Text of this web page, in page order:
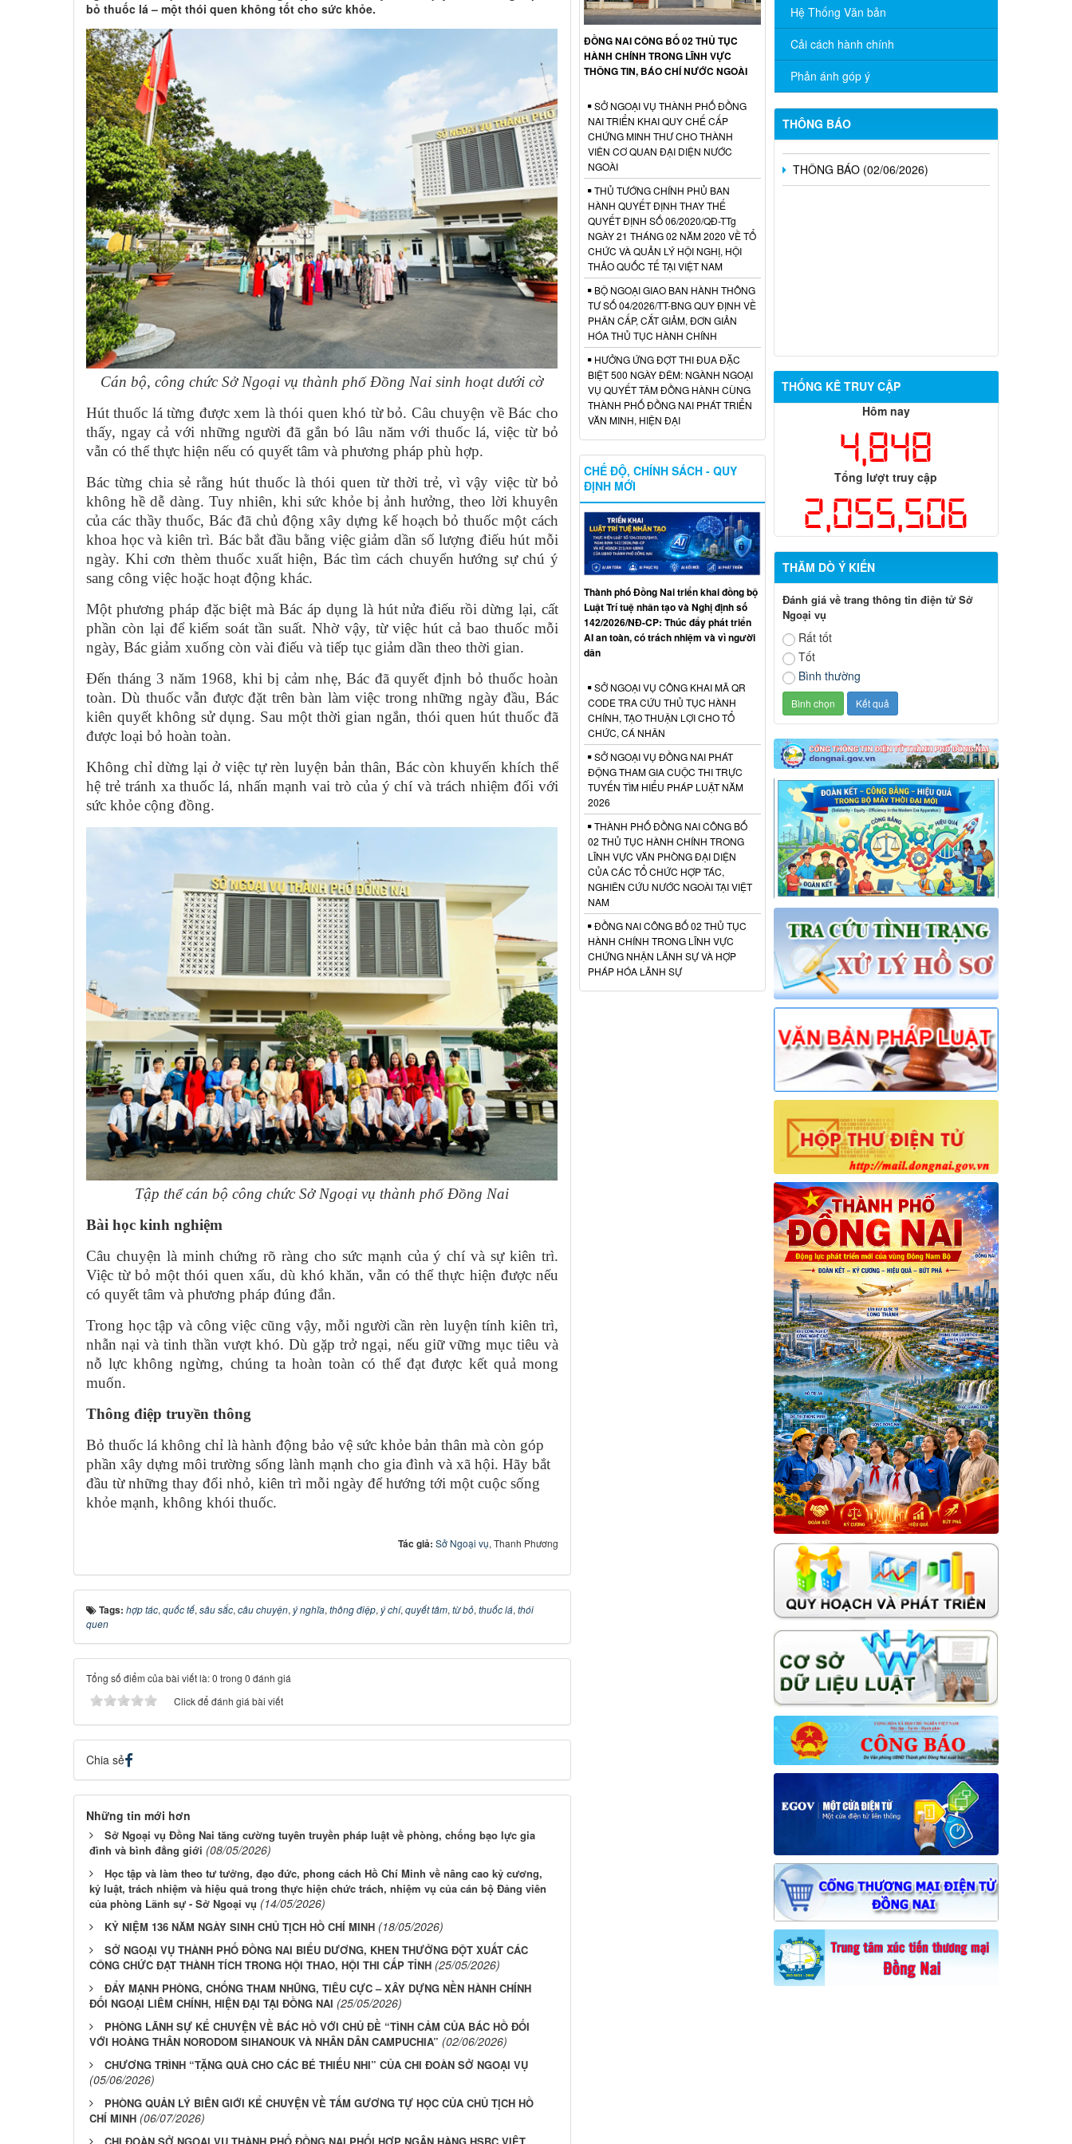
bỏ thuốc lá – một thói quen không tốt cho sức khỏe.
Cán bộ, công chức Sở Ngoại vụ thành phố Đồng Nai sinh hoạt dưới cờ
Hút thuốc lá từng được xem là thói quen khó từ bỏ. Câu chuyện về Bác cho
thấy, ngay cả với những người đã gắn bó lâu năm với thuốc lá, việc từ bỏ
vẫn có thể thực hiện nếu có quyết tâm và phương pháp phù hợp.
Bác từng chia sẻ rằng hút thuốc là thói quen từ thời trẻ, vì vậy việc từ bỏ
không hề dễ dàng. Tuy nhiên, khi sức khỏe bị ảnh hưởng, theo lời khuyên
của các thầy thuốc, Bác đã chủ động xây dựng kế hoạch bỏ thuốc một cách
khoa học và kiên trì. Bác bắt đầu bằng việc giảm dần số lượng điếu hút mỗi
ngày. Khi cơn thèm thuốc xuất hiện, Bác tìm cách chuyển hướng sự chú ý
sang công việc hoặc hoạt động khác.
Một phương pháp đặc biệt mà Bác áp dụng là hút nửa điếu rồi dừng lại, cất
phần còn lại để kiểm soát tần suất. Nhờ vậy, từ việc hút cả bao thuốc mỗi
ngày, Bác giảm xuống còn vài điếu và tiếp tục giảm dần theo thời gian.
Đến tháng 3 năm 1968, khi bị cảm nhẹ, Bác đã quyết định bỏ thuốc hoàn
toàn. Dù thuốc vẫn được đặt trên bàn làm việc trong những ngày đầu, Bác
kiên quyết không sử dụng. Sau một thời gian ngắn, thói quen hút thuốc đã
được loại bỏ hoàn toàn.
Không chỉ dừng lại ở việc tự rèn luyện bản thân, Bác còn khuyến khích thế
hệ trẻ tránh xa thuốc lá, nhấn mạnh vai trò của ý chí và trách nhiệm đối với
sức khỏe cộng đồng.
Tập thể cán bộ công chức Sở Ngoại vụ thành phố Đồng Nai
Bài học kinh nghiệm
Câu chuyện là minh chứng rõ ràng cho sức mạnh của ý chí và sự kiên trì.
Việc từ bỏ một thói quen xấu, dù khó khăn, vẫn có thể thực hiện được nếu
có quyết tâm và phương pháp đúng đắn.
Trong học tập và công việc cũng vậy, mỗi người cần rèn luyện tính kiên trì,
nhẫn nại và tinh thần vượt khó. Dù gặp trở ngại, nếu giữ vững mục tiêu và
nỗ lực không ngừng, chúng ta hoàn toàn có thể đạt được kết quả mong
muốn.
Thông điệp truyền thông
Bỏ thuốc lá không chỉ là hành động bảo vệ sức khỏe bản thân mà còn góp
phần xây dựng môi trường sống lành mạnh cho gia đình và xã hội. Hãy bắt
đầu từ những thay đổi nhỏ, kiên trì mỗi ngày để hướng tới một cuộc sống
khỏe mạnh, không khói thuốc.
Tác giả: Sở Ngoại vụ, Thanh Phương
Tags: hợp tác, quốc tế, sâu sắc, câu chuyện, ý nghĩa, thông điệp, ý chí, quyết tâm, từ bỏ, thuốc lá, thói
quen
Tổng số điểm của bài viết là: 0 trong 0 đánh giá
Click để đánh giá bài viết
Chia sẻ
Những tin mới hơn
Sở Ngoại vụ Đồng Nai tăng cường tuyên truyền pháp luật về phòng, chống bạo lực gia
đình và bình đẳng giới (08/05/2026)
Học tập và làm theo tư tưởng, đạo đức, phong cách Hồ Chí Minh về nâng cao kỷ cương,
kỷ luật, trách nhiệm và hiệu quả trong thực hiện chức trách, nhiệm vụ của cán bộ Đảng viên
của phòng Lãnh sự - Sở Ngoại vụ (14/05/2026)
KỶ NIỆM 136 NĂM NGÀY SINH CHỦ TỊCH HỒ CHÍ MINH (18/05/2026)
SỞ NGOẠI VỤ THÀNH PHỐ ĐỒNG NAI BIỂU DƯƠNG, KHEN THƯỞNG ĐỘT XUẤT CÁC
CÔNG CHỨC ĐẠT THÀNH TÍCH TRONG HỘI THAO, HỘI THI CẤP TỈNH (25/05/2026)
ĐẨY MẠNH PHÒNG, CHỐNG THAM NHŨNG, TIÊU CỰC – XÂY DỰNG NỀN HÀNH CHÍNH
ĐỐI NGOẠI LIÊM CHÍNH, HIỆN ĐẠI TẠI ĐỒNG NAI (25/05/2026)
PHÒNG LÃNH SỰ KỂ CHUYỆN VỀ BÁC HỒ VỚI CHỦ ĐỀ “TÌNH CẢM CỦA BÁC HỒ ĐỐI
VỚI HOÀNG THÂN NORODOM SIHANOUK VÀ NHÂN DÂN CAMPUCHIA” (02/06/2026)
CHƯƠNG TRÌNH “TẶNG QUÀ CHO CÁC BÉ THIẾU NHI” CỦA CHI ĐOÀN SỞ NGOẠI VỤ
(05/06/2026)
PHÒNG QUẢN LÝ BIÊN GIỚI KỂ CHUYỆN VỀ TẤM GƯƠNG TỰ HỌC CỦA CHỦ TỊCH HỒ
CHÍ MINH (06/07/2026)
Hệ Thống Văn bản
Cải cách hành chính
Phản ánh góp ý
THÔNG BÁO
TRỰC TUYẾN “TÌM HIỂU PHÁP LUẬT”
NĂM 2026
HÀNH CHÍNH ĐƯỢC PHÂN CẤP, PHÂN
QUYỀN THUỘC PHẠM VI QUẢN LÝ CỦA
NAI
THỐNG KÊ TRUY CẬP
Hôm nay
4,848
Tổng lượt truy cập
2,055,506
THĂM DÒ Ý KIẾN
Đánh giá về trang thông tin điện tử Sở
Ngoại vụ
Rất tốt
Tốt
Bình thường
ĐỒNG NAI CÔNG BỐ 02 THỦ TỤC
HÀNH CHÍNH TRONG LĨNH VỰC
THÔNG TIN, BÁO CHÍ NƯỚC NGOÀI
SỞ NGOẠI VỤ THÀNH PHỐ ĐỒNG
NAI TRIỂN KHAI QUY CHẾ CẤP
CHỨNG MINH THƯ CHO THÀNH
VIÊN CƠ QUAN ĐẠI DIỆN NƯỚC
NGOÀI
THỦ TƯỚNG CHÍNH PHỦ BAN
HÀNH QUYẾT ĐỊNH THAY THẾ
QUYẾT ĐỊNH SỐ 06/2020/QĐ-TTg
NGÀY 21 THÁNG 02 NĂM 2020 VỀ TỔ
CHỨC VÀ QUẢN LÝ HỘI NGHỊ, HỘI
THẢO QUỐC TẾ TẠI VIỆT NAM
BỘ NGOẠI GIAO BAN HÀNH THÔNG
TƯ SỐ 04/2026/TT-BNG QUY ĐỊNH VỀ
PHÂN CẤP, CẮT GIẢM, ĐƠN GIẢN
HÓA THỦ TỤC HÀNH CHÍNH
HƯỞNG ỨNG ĐỢT THI ĐUA ĐẶC
BIỆT 500 NGÀY ĐÊM: NGÀNH NGOẠI
VỤ QUYẾT TÂM ĐỒNG HÀNH CÙNG
THÀNH PHỐ ĐỒNG NAI PHÁT TRIỂN
VĂN MINH, HIỆN ĐẠI
CHẾ ĐỘ, CHÍNH SÁCH - QUY
ĐỊNH MỚI
Thành phố Đồng Nai triển khai đồng bộ
Luật Trí tuệ nhân tạo và Nghị định số
142/2026/NĐ-CP: Thúc đẩy phát triển
AI an toàn, có trách nhiệm và vì người
dân
SỞ NGOẠI VỤ CÔNG KHAI MÃ QR
CODE TRA CỨU THỦ TỤC HÀNH
CHÍNH, TẠO THUẬN LỢI CHO TỔ
CHỨC, CÁ NHÂN
SỞ NGOẠI VỤ ĐỒNG NAI PHÁT
ĐỘNG THAM GIA CUỘC THI TRỰC
TUYẾN TÌM HIỂU PHÁP LUẬT NĂM
2026
THÀNH PHỐ ĐỒNG NAI CÔNG BỐ
02 THỦ TỤC HÀNH CHÍNH TRONG
LĨNH VỰC VĂN PHÒNG ĐẠI DIỆN
CỦA CÁC TỔ CHỨC HỢP TÁC,
NGHIÊN CỨU NƯỚC NGOÀI TẠI VIỆT
NAM
ĐỒNG NAI CÔNG BỐ 02 THỦ TỤC
HÀNH CHÍNH TRONG LĨNH VỰC
CHỨNG NHẬN LÃNH SỰ VÀ HỢP
PHÁP HÓA LÃNH SỰ